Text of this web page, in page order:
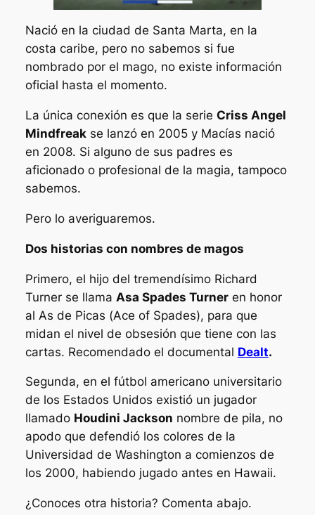
Nació en la ciudad de Santa Marta, en la
costa caribe, pero no sabemos si fue
nombrado por el mago, no existe información
oficial hasta el momento.
La única conexión es que la serie Criss Angel
Mindfreakse lanzó en 2005 y Macías nació
en 2008. Si alguno de sus padres es
aficionado o profesional de la magia, tampoco
sabemos.
Pero lo averiguaremos.
Dos historias con nombres de magos
Primero, el hijo del tremendísimo Richard
Turner se llama Asa Spades Turneren honor
al As de Picas (Ace of Spades), para que
midan el nivel de obsesión que tiene con las
cartas. Recomendado el documental Dealt.
Segunda, en el fútbol americano universitario
de los Estados Unidos existió un jugador
llamado Houdini Jackson nombre de pila, no
apodo que defendió los colores de la
Universidad de Washington a comienzos de
los 2000, habiendo jugado antes en Hawaii.
¿Conoces otra historia? Comenta abajo.